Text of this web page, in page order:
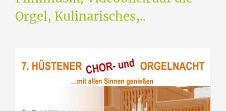
Orgel, Kulinarisches,..